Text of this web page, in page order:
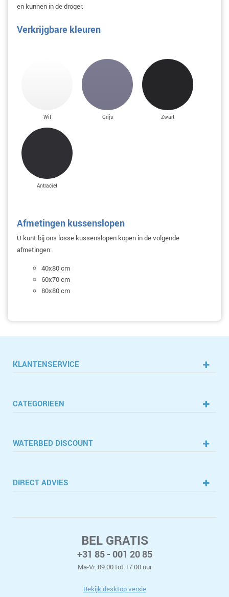
en kunnen in de droger.
Verkrijgbare kleuren
Wit Grijs Zwart
Antraciet
Afmetingen kussenslopen
U kunt bij ons losse kussenslopen kopen in de volgende
afmetingen:
40x80 cm
60x70 cm
80x80 cm
KLANTENSERVICE
CATEGORIEEN
WATERBED DISCOUNT
DIRECT ADVIES
BEL GRATIS
+31 85 - 001 20 85
Ma-Vr. 09:00 tot 17:00 uur
Bekijk desktop versie